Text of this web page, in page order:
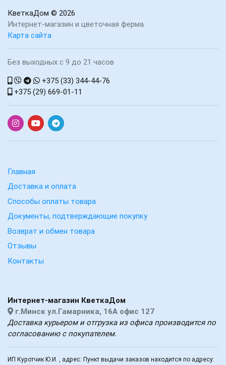
КветкаДом © 2026
Интернет-магазин и цветочная ферма
Карта сайта
Без выходных с 9 до 21 часов
+375 (33) 344-44-76
+375 (29) 669-01-11
Главная
Доставка и оплата
Способы оплаты товара
Документы, подтверждающие покупку
Возврат и обмен товара
Отзывы
Контакты
Интернет-магазин КветкаДом
г.Минск ул.Гамарника, 16А офис 127
Доставка курьером и отгрузка из офиса производится по
согласованию с покупателем.
ИП Куротчик Ю.И. , адрес: Пункт выдачи заказов находится по адресу: